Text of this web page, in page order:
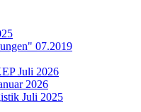
07.2019
Juli 2026
2026
Juli 2025